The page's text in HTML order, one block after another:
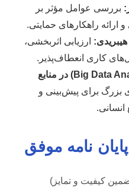
بررسی عوامل مؤثر بر
راهکارهای حمایتی.
ارزیابی اثربخشی،
کاری انعطاف‌پذیر.
تحلیل کلان داده‌ها (Big Data Analytics) در منابع
بزرگ برای پیش‌بینی و
انسانی.
نامه موفق
کیفیت و تمایز)